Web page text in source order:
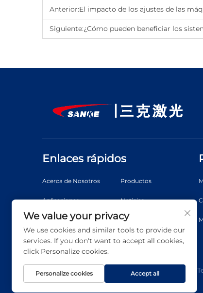
Anterior:El impacto de los ajustes de las máquinas de
Siguiente:¿Cómo pueden beneficiar los
Enlaces rápidos
Acerca de Nosotros Productos
Aplicaciones Noticias
Video Descargar
Contáctenos Blog
Derechos de autor © 2025 Shanghai 3K Laser
We value your privacy
We use cookies and similar tools to provide our
services. If you don't want to accept all cookies,
click Personalize cookies.
Personalize cookies Accept all